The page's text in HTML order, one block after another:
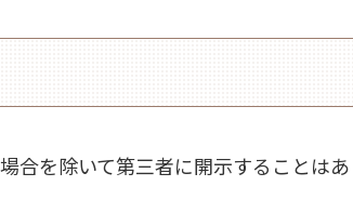
合を除いて第三者に開示することはあ